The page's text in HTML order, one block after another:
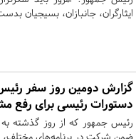
ایثارگران، جانبازان، بسیجیان
گزارش دومین روز سفر
دستورات رئیسی برای رفع
رئیس جمهور که از روز گذشته